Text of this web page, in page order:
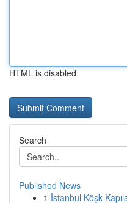
HTML is disabled
Search
Published News
1 İstanbul Köşk